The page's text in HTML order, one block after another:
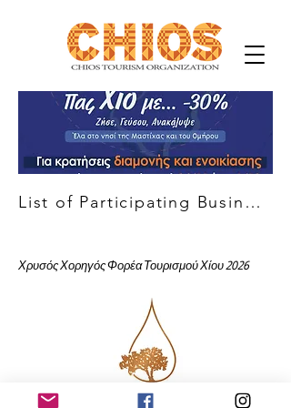
List of Participating Businesses
Χρυσός Χορηγός Φορέα Τουρισμού Χίου 2026